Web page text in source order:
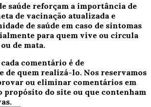
saúde reforçam a importância de
de vacinação atualizada e
de saúde em caso de sintomas
para quem vive ou circula
de mata.
comentário é de
de quem realizá-lo. Nos reservamos
ou eliminar comentários em
propósito do site ou que contenham